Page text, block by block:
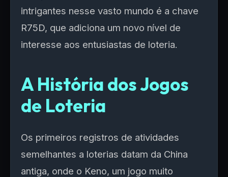
intrigantes nesse vasto mundo é a chave
R75D, que adiciona um novo nível de
interesse aos entusiastas de loteria.
A História dos Jogos
de Loteria
Os primeiros registros de atividades
semelhantes a loterias datam da China
antiga, onde o Keno, um jogo muito